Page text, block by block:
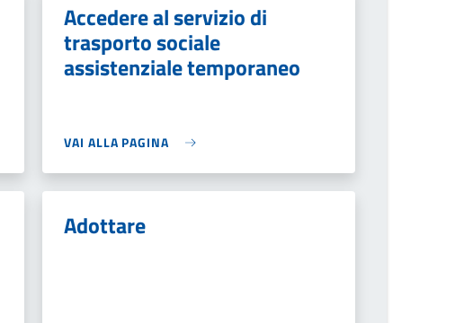
Accedere al servizio di
trasporto sociale
assistenziale temporaneo
VAI ALLA PAGINA
Adottare